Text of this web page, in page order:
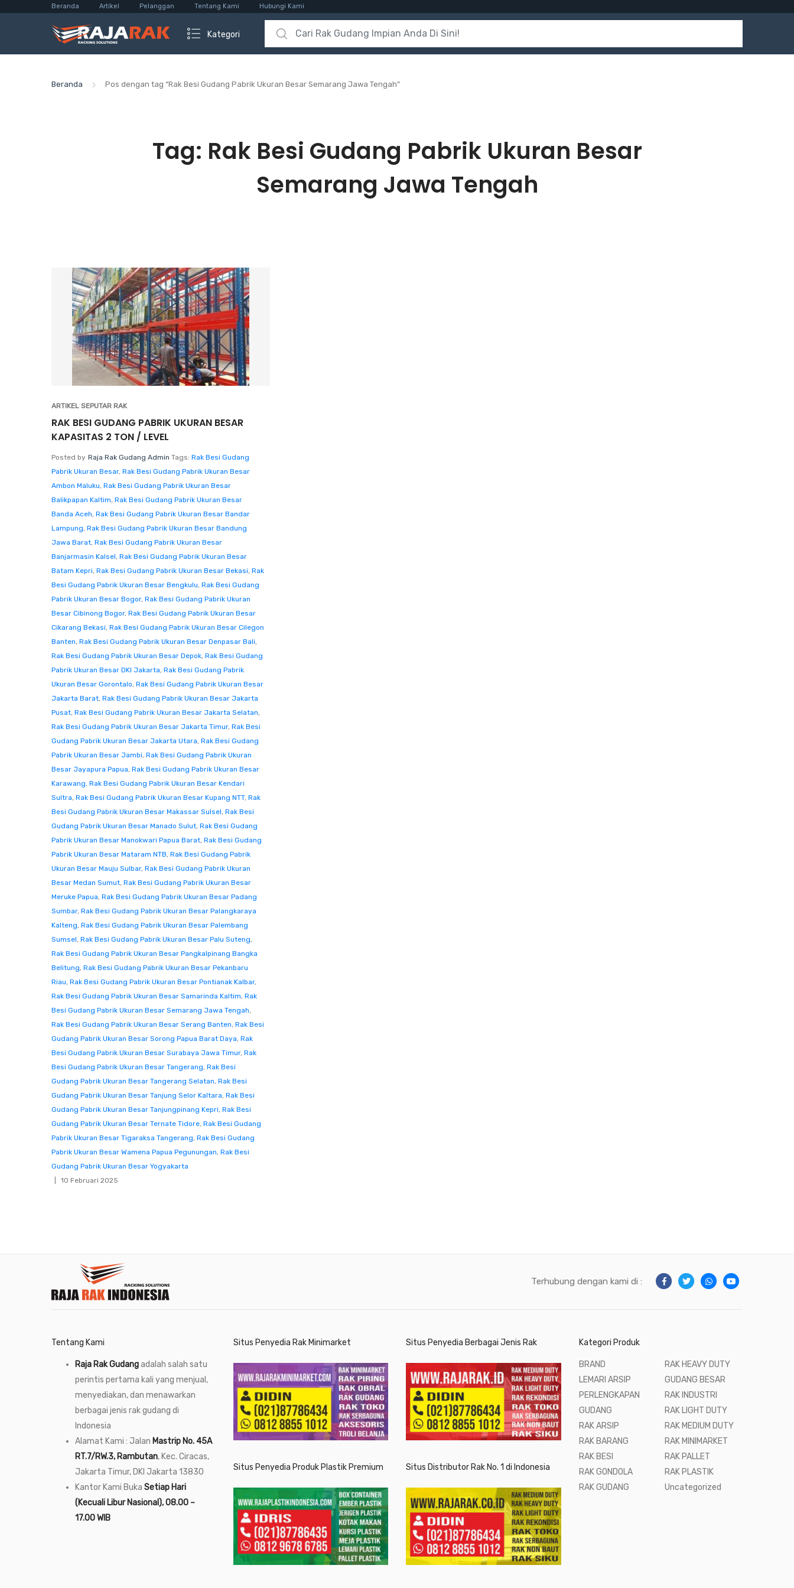
Beranda Artikel Pelanggan Tentang Kami Hubungi Kami
Kategori
Search for:
Beranda Pos dengan tag “Rak Besi Gudang Pabrik Ukuran Besar Semarang Jawa Tengah”
Tag: Rak Besi Gudang Pabrik Ukuran Besar
Semarang Jawa Tengah
ARTIKEL SEPUTAR RAK
RAK BESI GUDANG PABRIK UKURAN BESAR
KAPASITAS 2 TON / LEVEL
Posted by Raja Rak Gudang Admin Tags: Rak Besi Gudang
Pabrik Ukuran Besar, Rak Besi Gudang Pabrik Ukuran Besar
Ambon Maluku, Rak Besi Gudang Pabrik Ukuran Besar
Balikpapan Kaltim, Rak Besi Gudang Pabrik Ukuran Besar
Banda Aceh, Rak Besi Gudang Pabrik Ukuran Besar Bandar
Lampung, Rak Besi Gudang Pabrik Ukuran Besar Bandung
Jawa Barat, Rak Besi Gudang Pabrik Ukuran Besar
Banjarmasin Kalsel, Rak Besi Gudang Pabrik Ukuran Besar
Batam Kepri, Rak Besi Gudang Pabrik Ukuran Besar Bekasi, Rak
Besi Gudang Pabrik Ukuran Besar Bengkulu, Rak Besi Gudang
Pabrik Ukuran Besar Bogor, Rak Besi Gudang Pabrik Ukuran
Besar Cibinong Bogor, Rak Besi Gudang Pabrik Ukuran Besar
Cikarang Bekasi, Rak Besi Gudang Pabrik Ukuran Besar Cilegon
Banten, Rak Besi Gudang Pabrik Ukuran Besar Denpasar Bali,
Rak Besi Gudang Pabrik Ukuran Besar Depok, Rak Besi Gudang
Pabrik Ukuran Besar DKI Jakarta, Rak Besi Gudang Pabrik
Ukuran Besar Gorontalo, Rak Besi Gudang Pabrik Ukuran Besar
Jakarta Barat, Rak Besi Gudang Pabrik Ukuran Besar Jakarta
Pusat, Rak Besi Gudang Pabrik Ukuran Besar Jakarta Selatan,
Rak Besi Gudang Pabrik Ukuran Besar Jakarta Timur, Rak Besi
Gudang Pabrik Ukuran Besar Jakarta Utara, Rak Besi Gudang
Pabrik Ukuran Besar Jambi, Rak Besi Gudang Pabrik Ukuran
Besar Jayapura Papua, Rak Besi Gudang Pabrik Ukuran Besar
Karawang, Rak Besi Gudang Pabrik Ukuran Besar Kendari
Sultra, Rak Besi Gudang Pabrik Ukuran Besar Kupang NTT, Rak
Besi Gudang Pabrik Ukuran Besar Makassar Sulsel, Rak Besi
Gudang Pabrik Ukuran Besar Manado Sulut, Rak Besi Gudang
Pabrik Ukuran Besar Manokwari Papua Barat, Rak Besi Gudang
Pabrik Ukuran Besar Mataram NTB, Rak Besi Gudang Pabrik
Ukuran Besar Mauju Sulbar, Rak Besi Gudang Pabrik Ukuran
Besar Medan Sumut, Rak Besi Gudang Pabrik Ukuran Besar
Meruke Papua, Rak Besi Gudang Pabrik Ukuran Besar Padang
Sumbar, Rak Besi Gudang Pabrik Ukuran Besar Palangkaraya
Kalteng, Rak Besi Gudang Pabrik Ukuran Besar Palembang
Sumsel, Rak Besi Gudang Pabrik Ukuran Besar Palu Suteng,
Rak Besi Gudang Pabrik Ukuran Besar Pangkalpinang Bangka
Belitung, Rak Besi Gudang Pabrik Ukuran Besar Pekanbaru
Riau, Rak Besi Gudang Pabrik Ukuran Besar Pontianak Kalbar,
Rak Besi Gudang Pabrik Ukuran Besar Samarinda Kaltim, Rak
Besi Gudang Pabrik Ukuran Besar Semarang Jawa Tengah,
Rak Besi Gudang Pabrik Ukuran Besar Serang Banten, Rak Besi
Gudang Pabrik Ukuran Besar Sorong Papua Barat Daya, Rak
Besi Gudang Pabrik Ukuran Besar Surabaya Jawa Timur, Rak
Besi Gudang Pabrik Ukuran Besar Tangerang, Rak Besi
Gudang Pabrik Ukuran Besar Tangerang Selatan, Rak Besi
Gudang Pabrik Ukuran Besar Tanjung Selor Kaltara, Rak Besi
Gudang Pabrik Ukuran Besar Tanjungpinang Kepri, Rak Besi
Gudang Pabrik Ukuran Besar Ternate Tidore, Rak Besi Gudang
Pabrik Ukuran Besar Tigaraksa Tangerang, Rak Besi Gudang
Pabrik Ukuran Besar Wamena Papua Pegunungan, Rak Besi
Gudang Pabrik Ukuran Besar Yogyakarta
10 Februari 2025
Terhubung dengan kami di :
Tentang Kami
Raja Rak Gudangadalah salah satu
perintis pertama kali yang menjual,
menyediakan, dan menawarkan
berbagai jenis rak gudang di
Indonesia
Alamat Kami : Jalan Mastrip No. 45A
RT.7/RW.3, Rambutan, Kec. Ciracas,
Jakarta Timur, DKI Jakarta 13830
Kantor Kami Buka Setiap Hari
(Kecuali Libur Nasional), 08.00 –
17.00 WIB
Situs Penyedia Rak Minimarket
Situs Penyedia Produk Plastik Premium
Situs Penyedia Berbagai Jenis Rak
Situs Distributor Rak No. 1 di Indonesia
Kategori Produk
BRAND
LEMARI ARSIP
PERLENGKAPAN
GUDANG
RAK ARSIP
RAK BARANG
RAK BESI
RAK GONDOLA
RAK GUDANG
RAK HEAVY DUTY
GUDANG BESAR
RAK INDUSTRI
RAK LIGHT DUTY
RAK MEDIUM DUTY
RAK MINIMARKET
RAK PALLET
RAK PLASTIK
Uncategorized